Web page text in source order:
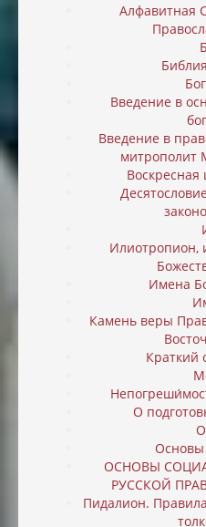
Алфавитная
Введение в
Введение в
митрополит
Илиотропион,
Имена
Камень веры
Краткий
О
Основы
ОСНОВЫ
РУССКОЙ
Пидалион.